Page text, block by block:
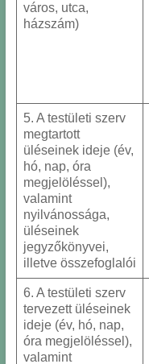
város, utca,
házszám)
5. A testületi szerv
megtartott
üléseinek ideje (év,
hó, nap, óra
megjelöléssel),
valamint
nyilvánossága,
üléseinek
jegyzőkönyvei,
illetve összefoglalói
6. A testületi szerv
tervezett üléseinek
ideje (év, hó, nap,
óra megjelöléssel),
valamint